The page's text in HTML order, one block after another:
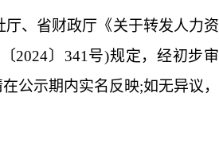
厅、省财政厅 《关于转发人力资
〔2024〕 341 号)规定，经初步审
公示期内实名反映;如无异议，